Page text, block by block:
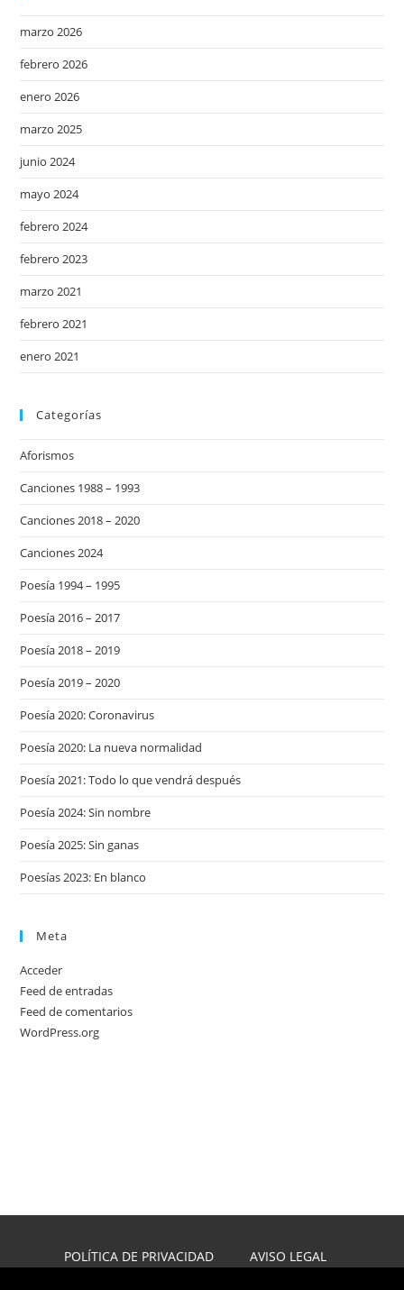
marzo 2026
febrero 2026
enero 2026
marzo 2025
junio 2024
mayo 2024
febrero 2024
febrero 2023
marzo 2021
febrero 2021
enero 2021
Categorías
Aforismos
Canciones 1988 – 1993
Canciones 2018 – 2020
Canciones 2024
Poesía 1994 – 1995
Poesía 2016 – 2017
Poesía 2018 – 2019
Poesía 2019 – 2020
Poesía 2020: Coronavirus
Poesía 2020: La nueva normalidad
Poesía 2021: Todo lo que vendrá después
Poesía 2024: Sin nombre
Poesía 2025: Sin ganas
Poesías 2023: En blanco
Meta
Acceder
Feed de entradas
Feed de comentarios
WordPress.org
POLÍTICA DE PRIVACIDAD
AVISO LEGAL